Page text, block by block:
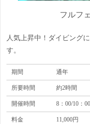
フルフ
人気上昇中！ダイビング
す。
期間 通年
所要時間 約2時間
開催時間 8：00/10：
料金 11,000円